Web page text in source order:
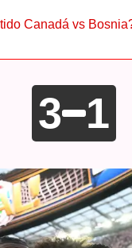
Canadá vs
3 1